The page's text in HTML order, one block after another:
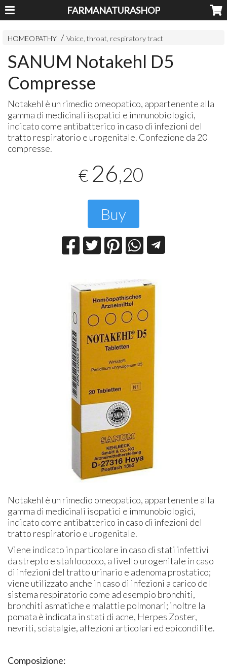
FARMANATURASHOP
HOMEOPATHY Voice, throat, respiratory tract
SANUM Notakehl D5
Compresse
Notakehl è un rimedio omeopatico, appartenente alla
gamma di medicinali isopatici e immunobiologici,
indicato come antibatterico in caso di infezioni del
tratto respiratorio e urogenitale. Confezione da 20
compresse.
€ 26,20
Buy
Notakehl è un rimedio omeopatico, appartenente alla
gamma di medicinali isopatici e immunobiologici,
indicato come antibatterico in caso di infezioni del
tratto respiratorio e urogenitale.
Viene indicato in particolare in caso di stati infettivi
da strepto e stafilococco, a livello urogenitale in caso
di infezioni del tratto urinario e adenoma prostatico;
viene utilizzato anche in caso di infezioni a carico del
sistema respiratorio come ad esempio bronchiti,
bronchiti asmatiche e malattie polmonari; inoltre la
pomata è indicata in stati di acne, Herpes Zoster,
nevriti, sciatalgie, affezioni articolari ed epicondilite.
Composizione: